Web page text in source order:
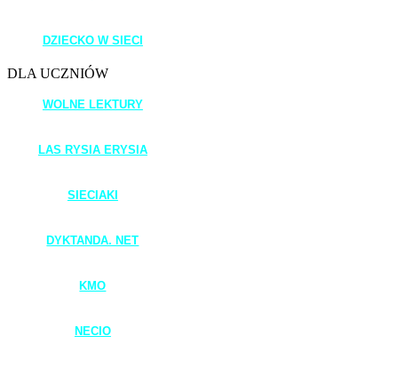
DZIECKO W SIECI
DLA UCZNIÓW
WOLNE LEKTURY
LAS RYSIA ERYSIA
SIECIAKI
DYKTANDA. NET
KMO
NECIO